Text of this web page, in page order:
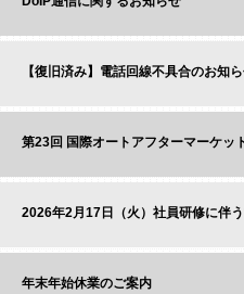
【復旧済み】電話回線不具合のお知
第23回 国際オートアフターマーケッ
2026年2月17日（火）社員研修に伴
年末年始休業のご案内